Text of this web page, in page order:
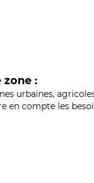
zone :
urbaines,
compte les